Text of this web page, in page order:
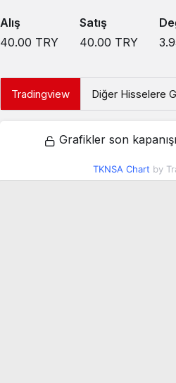
Alış
40.00 TRY
Satış
40.00 TRY
Tradingview Diğer Hisselere
Grafikler son
TKNSA Chart by